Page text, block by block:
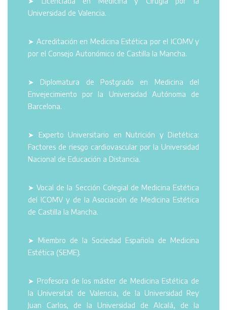
Universidad de Valencia.
➤ Acreditación en Medicina Estética por el ICOMV y
por el Consejo Autonómico de Castilla la Mancha.
➤ Diplomatura de Postgrado en Medicina del
Envejecimiento por la Universidad Autónoma de
Barcelona.
➤ Experto Universitario en Nutrición y Dietética:
Factores de riesgo cardiovascular por la Universidad
Nacional de Educación a Distancia.
➤ Vocal de la Sección Colegial de Medicina Estética
del ICOMV y de la Asociación de Medicina Estética
de Castilla la Mancha.
➤ Miembro de la Sociedad Española de Medicina
Estética (SEME).
➤ Profesora de los máster de Medicina Estética de
la Universitat de Valencia, de la Universidad Rey
Juan Carlos, de la Universidad de Alcalá, de la